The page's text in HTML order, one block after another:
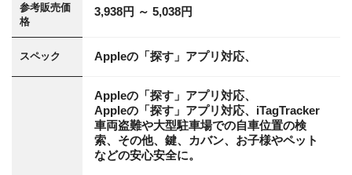
参考販売価
格
3,938円 ～ 5,038円
スペック Appleの「探す」アプリ対応、
Appleの「探す」アプリ対応、
Appleの「探す」アプリ対応、iTagTracker
車両盗難や大型駐車場での自車位置の検
索、その他、鍵、カバン、お子様やペット
などの安心安全に。